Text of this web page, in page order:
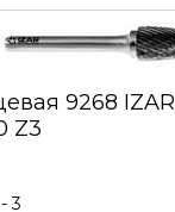
9268 IZAR
Z3
3